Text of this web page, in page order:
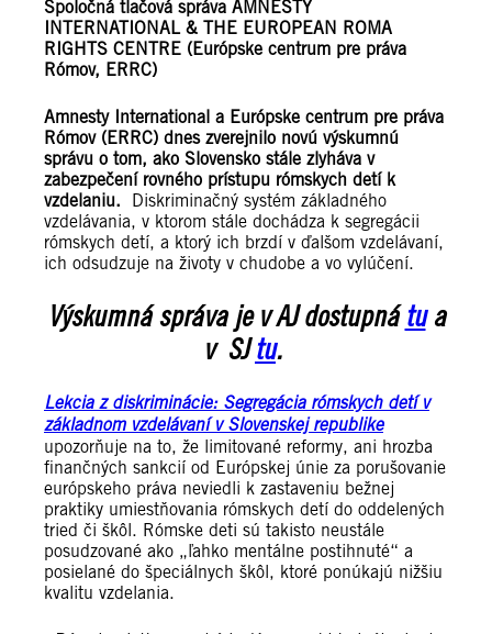
Spoločná tlačová správa AMNESTY
INTERNATIONAL & THE EUROPEAN ROMA
RIGHTS CENTRE (Európske centrum pre práva
Rómov, ERRC)
Amnesty International a Európske centrum pre práva
Rómov (ERRC) dnes zverejnilo novú výskumnú
správu o tom, ako Slovensko stále zlyháva v
zabezpečení rovného prístupu rómskych detí k
vzdelaniu.
Diskriminačný systém základného
vzdelávania, v ktorom stále dochádza k segregácii
rómskych detí, a ktorý ich brzdí v ďalšom vzdelávaní,
ich odsudzuje na životy v chudobe a vo vylúčení.
Výskumná správa je v AJ dostupnátua
v SJtu.
Lekcia z diskriminácie: Segregácia rómskych detí v
základnom vzdelávaní v Slovenskej republike
upozorňuje na to, že limitované reformy, ani hrozba
finančných sankcií od Európskej únie za porušovanie
európskeho práva neviedli k zastaveniu bežnej
praktiky umiestňovania rómskych detí do oddelených
tried či škôl. Rómske deti sú takisto neustále
posudzované ako „ľahko mentálne postihnuté“ a
posielané do špeciálnych škôl, ktoré ponúkajú nižšiu
kvalitu vzdelania.